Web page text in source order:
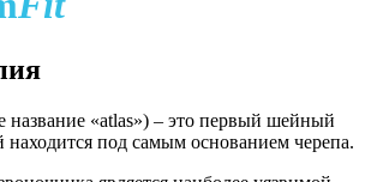
название «atlas») – это первый шейный
находится под самым основанием черепа.